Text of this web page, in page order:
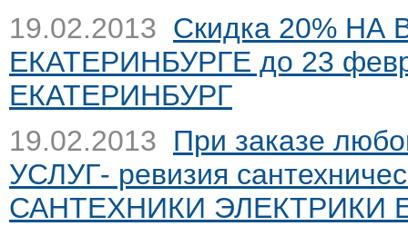
19.02.2013 Скидка 20%
ЕКАТЕРИНБУРГЕ до 23
ЕКАТЕРИНБУРГ
19.02.2013 При заказе
УСЛУГ- ревизия
САНТЕХНИКИ ЭЛЕКТРИКИ